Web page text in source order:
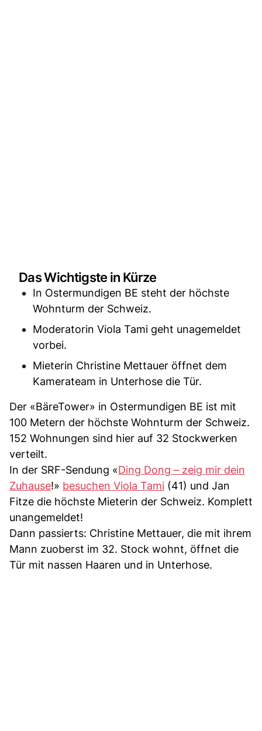
Das Wichtigste in Kürze
In Ostermundigen BE steht der höchste
Wohnturm der Schweiz.
Moderatorin Viola Tami geht unagemeldet
vorbei.
Mieterin Christine Mettauer öffnet dem
Kamerateam in Unterhose die Tür.
Der «BäreTower» in Ostermundigen BE ist mit
100 Metern der höchste Wohnturm der Schweiz.
152 Wohnungen sind hier auf 32 Stockwerken
verteilt.
In der SRF-Sendung «Ding Dong – zeig mir dein
Zuhause!» besuchen Viola Tami (41) und Jan
Fitze die höchste Mieterin der Schweiz. Komplett
unangemeldet!
Dann passierts: Christine Mettauer, die mit ihrem
Mann zuoberst im 32. Stock wohnt, öffnet die
Tür mit nassen Haaren und in Unterhose.